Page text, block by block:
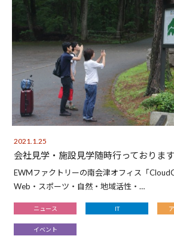
2021.1.25
会社見学・施設見学随時行っております
EWMファクトリーの南会津オフィス「
Web・スポーツ・自然・地域活性・…
ニュース IT
イベント